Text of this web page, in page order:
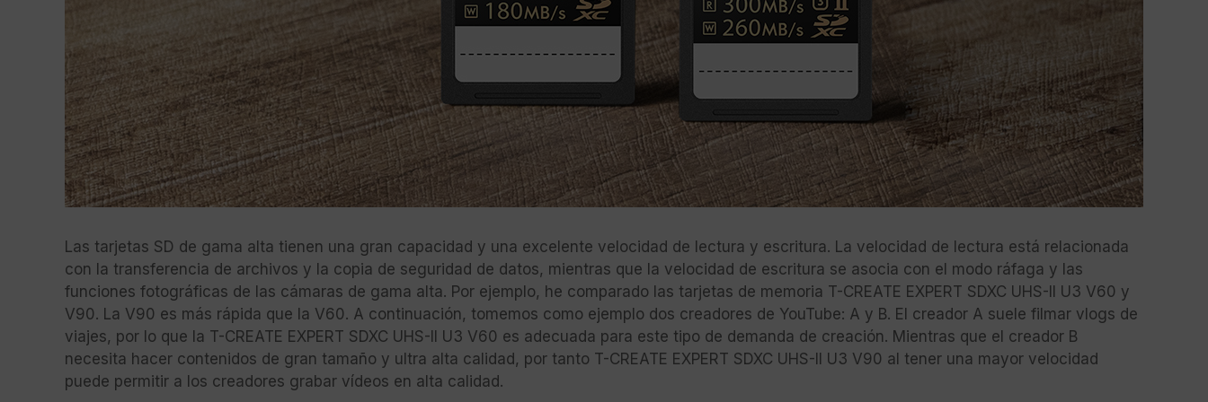
Las tarjetas SD de gama alta tienen una gran capacidad y una excelente velocidad de lectura y escritura. La velocidad de lectura está relacionada
con la transferencia de archivos y la copia de seguridad de datos, mientras que la velocidad de escritura se asocia con el modo ráfaga y las
funciones fotográficas de las cámaras de gama alta. Por ejemplo, he comparado las tarjetas de memoria T-CREATE EXPERT SDXC UHS-II U3 V60 y
V90. La V90 es más rápida que la V60. A continuación, tomemos como ejemplo dos creadores de YouTube: A y B. El creador A suele filmar vlogs de
viajes, por lo que la T-CREATE EXPERT SDXC UHS-II U3 V60 es adecuada para este tipo de demanda de creación. Mientras que el creador B
necesita hacer contenidos de gran tamaño y ultra alta calidad, por tanto T-CREATE EXPERT SDXC UHS-II U3 V90 al tener una mayor velocidad
puede permitir a los creadores grabar vídeos en alta calidad.